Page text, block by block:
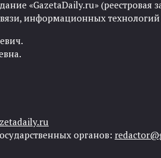
«GazetaDaily.ru» (реестровая
информационных
органов: